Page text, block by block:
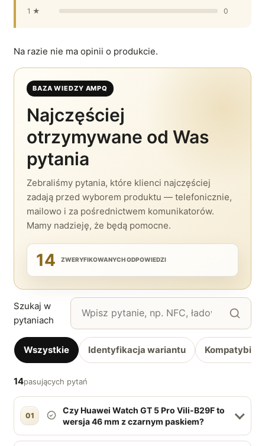
1 ★
0
Na razie nie ma opinii o produkcie.
BAZA WIEDZY AMPQ
Najczęściej
otrzymywane od Was
pytania
Zebraliśmy pytania, które klienci najczęściej
zadają przed wyborem produktu — telefonicznie,
mailowo i za pośrednictwem komunikatorów.
Mamy nadzieję, że będą pomocne.
14 ZWERYFIKOWANYCH ODPOWIEDZI
Szukaj w
pytaniach
Wszystkie Identyfikacja wariantu
14pasujących pytań
01
Czy Huawei Watch GT 5 Pro Vili-B29F to
wersja 46 mm z czarnym paskiem?